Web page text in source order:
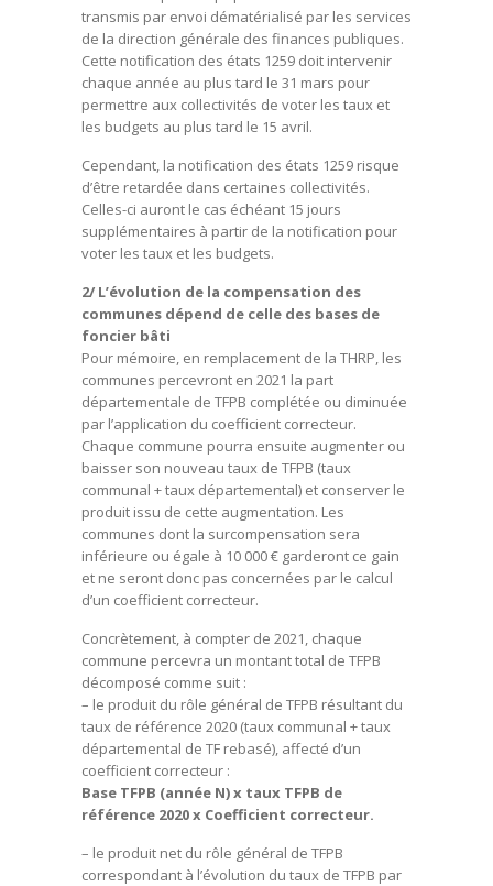
transmis par envoi dématérialisé par les services
de la direction générale des finances publiques.
Cette notification des états 1259 doit intervenir
chaque année au plus tard le 31 mars pour
permettre aux collectivités de voter les taux et
les budgets au plus tard le 15 avril.
Cependant, la notification des états 1259 risque
d’être retardée dans certaines collectivités.
Celles-ci auront le cas échéant 15 jours
supplémentaires à partir de la notification pour
voter les taux et les budgets.
2/ L’évolution de la compensation des
communes dépend de celle des bases de
foncier bâti
Pour mémoire, en remplacement de la THRP, les
communes percevront en 2021 la part
départementale de TFPB complétée ou diminuée
par l’application du coefficient correcteur.
Chaque commune pourra ensuite augmenter ou
baisser son nouveau taux de TFPB (taux
communal + taux départemental) et conserver le
produit issu de cette augmentation. Les
communes dont la surcompensation sera
inférieure ou égale à 10 000 € garderont ce gain
et ne seront donc pas concernées par le calcul
d’un coefficient correcteur.
Concrètement, à compter de 2021, chaque
commune percevra un montant total de TFPB
décomposé comme suit :
– le produit du rôle général de TFPB résultant du
taux de référence 2020 (taux communal + taux
départemental de TF rebasé), affecté d’un
coefficient correcteur :
Base TFPB (année N) x taux TFPB de
référence 2020 x Coefficient correcteur.
– le produit net du rôle général de TFPB
correspondant à l’évolution du taux de TFPB par